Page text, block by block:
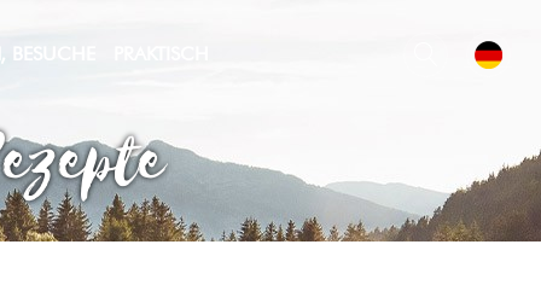
BESUCHE